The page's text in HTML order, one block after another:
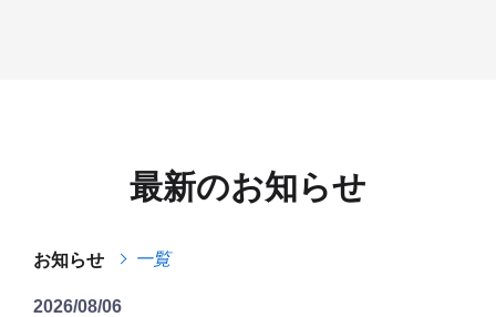
最新のお知らせ
お知らせ 一覧
2026/08/06